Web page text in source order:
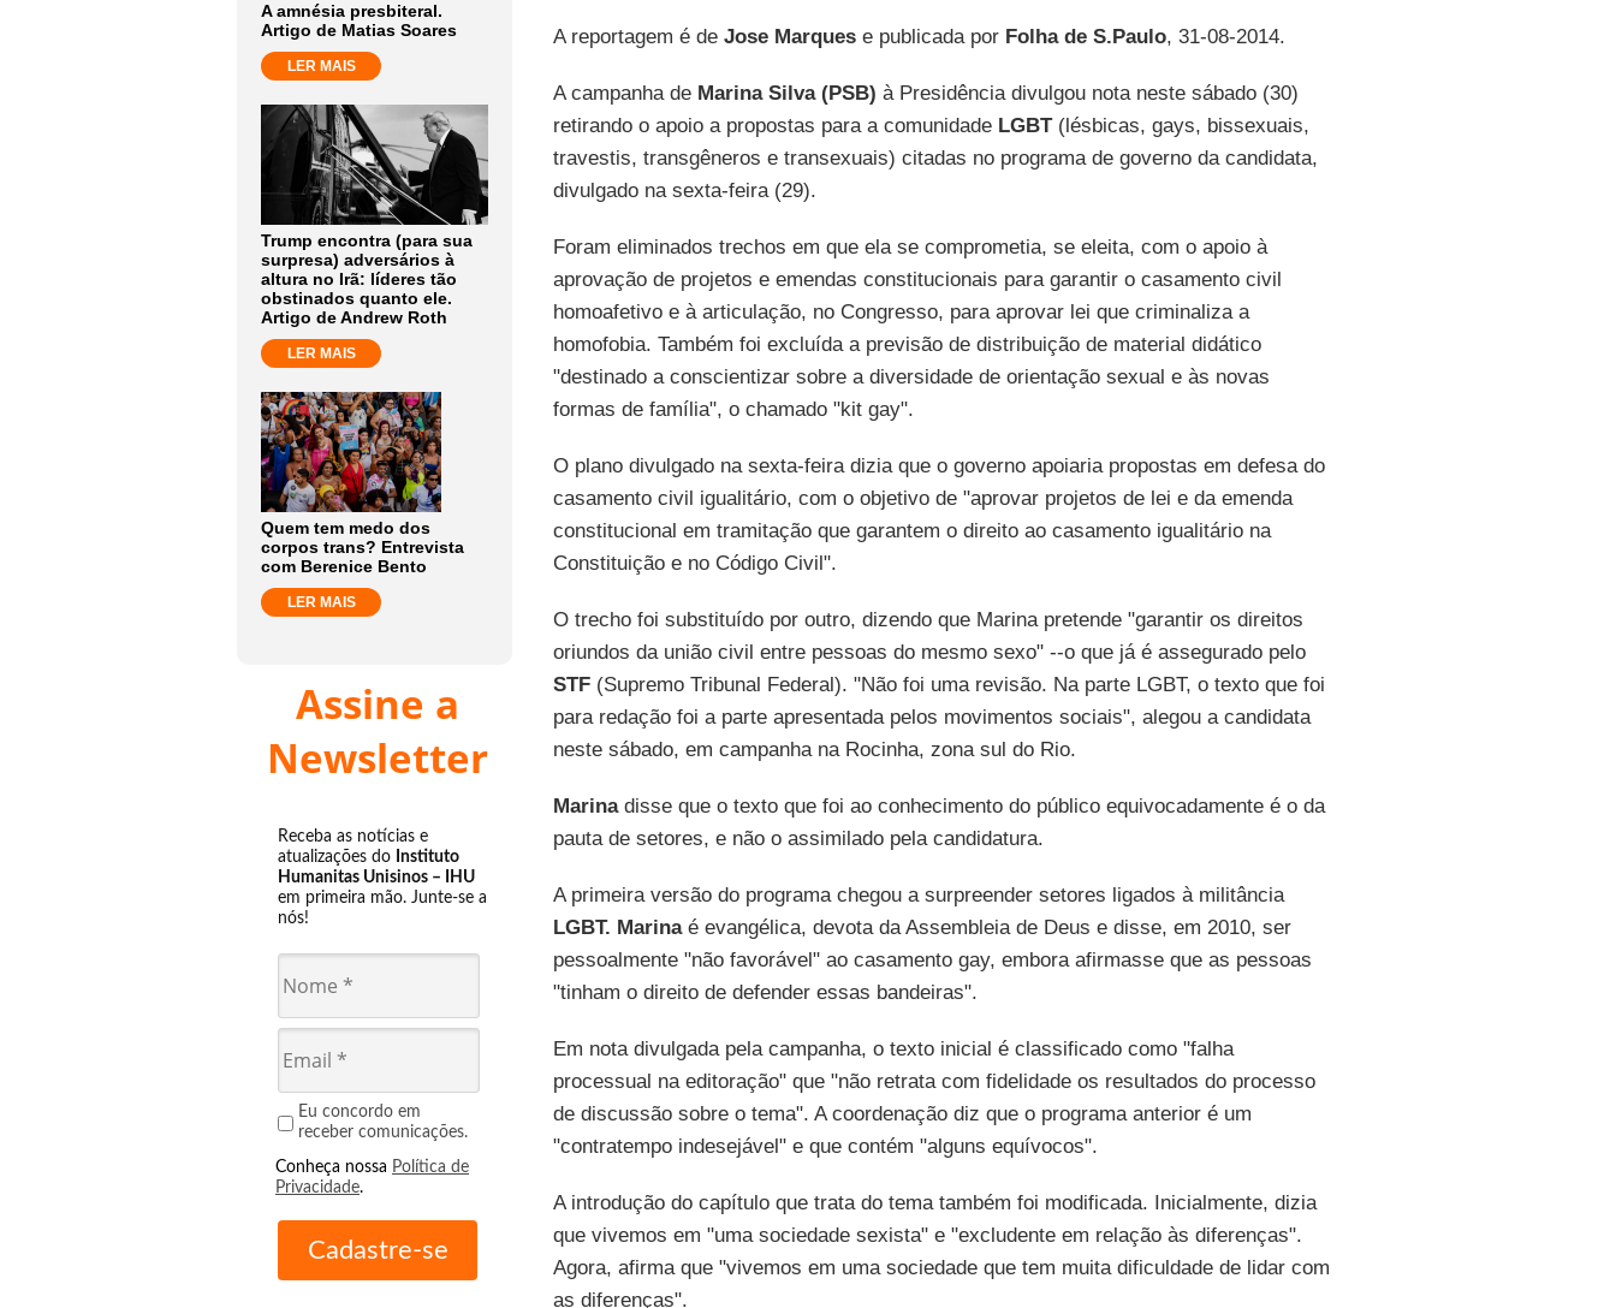
A amnésia presbiteral.
Artigo de Matias Soares
LER MAIS
Trump encontra (para sua
surpresa) adversários à
altura no Irã: líderes tão
obstinados quanto ele.
Artigo de Andrew Roth
LER MAIS
Quem tem medo dos
corpos trans? Entrevista
com Berenice Bento
LER MAIS
Assine a
Newsletter
Receba as notícias e
atualizações do Instituto
Humanitas Unisinos – IHU
em primeira mão. Junte-se a
nós!
Eu concordo em
receber comunicações.
Conheça nossa Política de
Privacidade.
A reportagem é de Jose Marquese publicada por Folha de S.Paulo, 31-08-2014.
A campanha de Marina Silva (PSB) à Presidência divulgou nota neste sábado (30)
retirando o apoio a propostas para a comunidade LGBT(lésbicas, gays, bissexuais,
travestis, transgêneros e transexuais) citadas no programa de governo da candidata,
divulgado na sexta-feira (29).
Foram eliminados trechos em que ela se comprometia, se eleita, com o apoio à
aprovação de projetos e emendas constitucionais para garantir o casamento civil
homoafetivo e à articulação, no Congresso, para aprovar lei que criminaliza a
homofobia. Também foi excluída a previsão de distribuição de material didático
"destinado a conscientizar sobre a diversidade de orientação sexual e às novas
formas de família", o chamado "kit gay".
O plano divulgado na sexta-feira dizia que o governo apoiaria propostas em defesa do
casamento civil igualitário, com o objetivo de "aprovar projetos de lei e da emenda
constitucional em tramitação que garantem o direito ao casamento igualitário na
Constituição e no Código Civil".
O trecho foi substituído por outro, dizendo que Marina pretende "garantir os direitos
oriundos da união civil entre pessoas do mesmo sexo" --o que já é assegurado pelo
STF(Supremo Tribunal Federal). "Não foi uma revisão. Na parte LGBT, o texto que foi
para redação foi a parte apresentada pelos movimentos sociais", alegou a candidata
neste sábado, em campanha na Rocinha, zona sul do Rio.
Marinadisse que o texto que foi ao conhecimento do público equivocadamente é o da
pauta de setores, e não o assimilado pela candidatura.
A primeira versão do programa chegou a surpreender setores ligados à militância
LGBT. Marinaé evangélica, devota da Assembleia de Deus e disse, em 2010, ser
pessoalmente "não favorável" ao casamento gay, embora afirmasse que as pessoas
"tinham o direito de defender essas bandeiras".
Em nota divulgada pela campanha, o texto inicial é classificado como "falha
processual na editoração" que "não retrata com fidelidade os resultados do processo
de discussão sobre o tema". A coordenação diz que o programa anterior é um
"contratempo indesejável" e que contém "alguns equívocos".
A introdução do capítulo que trata do tema também foi modificada. Inicialmente, dizia
que vivemos em "uma sociedade sexista" e "excludente em relação às diferenças".
Agora, afirma que "vivemos em uma sociedade que tem muita dificuldade de lidar com
as diferenças".